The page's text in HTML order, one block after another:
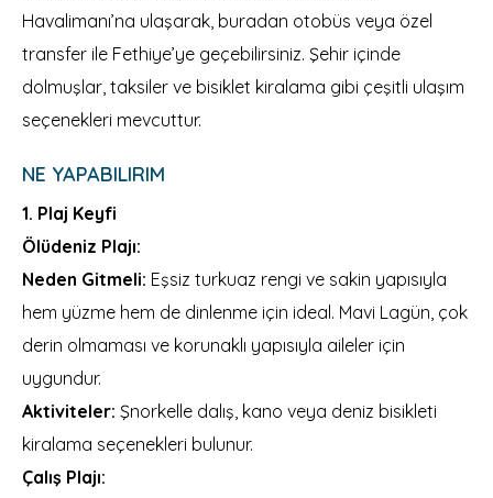
Havalimanı’na ulaşarak, buradan otobüs veya özel
transfer ile Fethiye’ye geçebilirsiniz. Şehir içinde
dolmuşlar, taksiler ve bisiklet kiralama gibi çeşitli ulaşım
seçenekleri mevcuttur.
NE YAPABILIRIM
1. Plaj Keyfi
Ölüdeniz Plajı:
Neden Gitmeli: Eşsiz turkuaz rengi ve sakin yapısıyla
hem yüzme hem de dinlenme için ideal. Mavi Lagün, çok
derin olmaması ve korunaklı yapısıyla aileler için
uygundur.
Aktiviteler: Şnorkelle dalış, kano veya deniz bisikleti
kiralama seçenekleri bulunur.
Çalış Plajı: